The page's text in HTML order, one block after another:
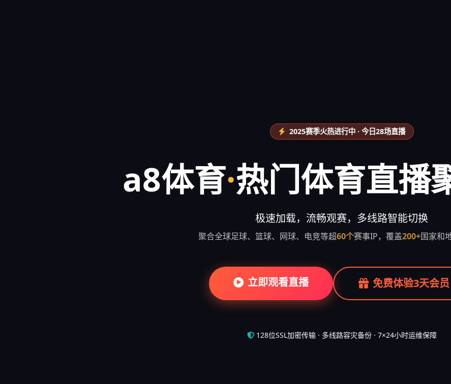
2025赛季火热进行中 · 今日28场直播
a8体育·热门体育直播
极速加载，流畅观赛，多线路智能切换
聚合全球足球、篮球、网球、电竞等超60个赛事IP，覆盖200+国家和
立即观看直播 免费体验3天会员
128位SSL加密传输 · 多线路容灾备份 · 7×24小时运维保障